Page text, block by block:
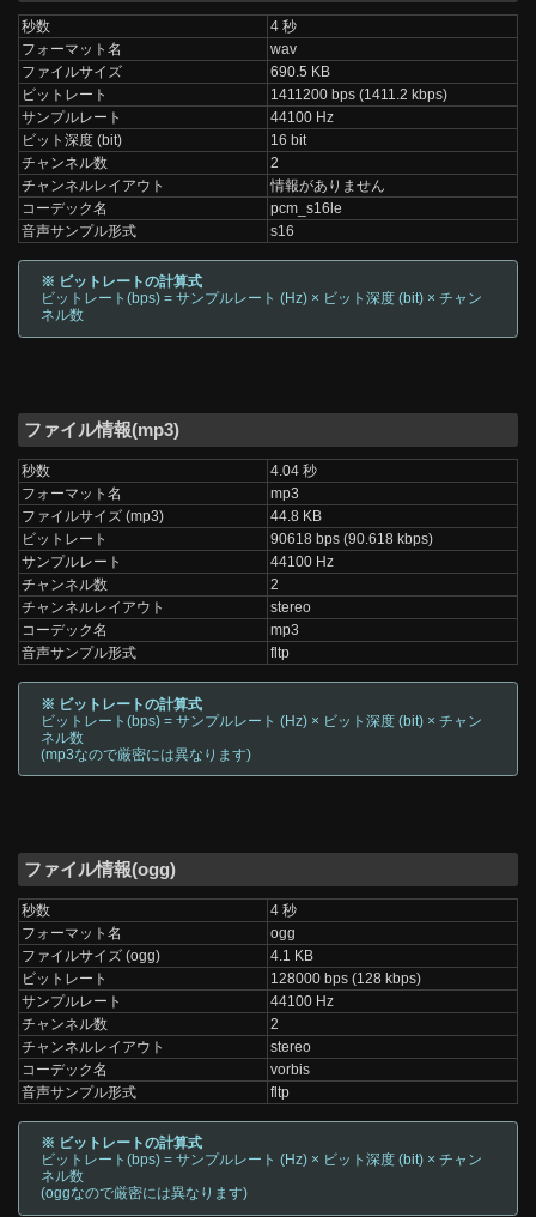
秒数
4 秒
フォーマット名
wav
ファイルサイズ
690.5 KB
ビットレート
1411200 bps (1411.2 kbps)
サンプルレート
44100 Hz
ビット深度 (bit)
16 bit
チャンネル数
2
チャンネルレイアウト
情報がありません
コーデック名
pcm_s16le
音声サンプル形式
s16
※ ビットレートの計算式
ビットレート(bps) = サンプルレート (Hz) × ビット深度 (bit) × チャン
ネル数
ファイル情報(mp3)
秒数
4.04 秒
フォーマット名
mp3
ファイルサイズ (mp3)
44.8 KB
ビットレート
90618 bps (90.618 kbps)
サンプルレート
44100 Hz
チャンネル数
2
チャンネルレイアウト
stereo
コーデック名
mp3
音声サンプル形式
fltp
※ ビットレートの計算式
ビットレート(bps) = サンプルレート (Hz) × ビット深度 (bit) × チャン
ネル数
(mp3なので厳密には異なります)
ファイル情報(ogg)
秒数
4 秒
フォーマット名
ogg
ファイルサイズ (ogg)
4.1 KB
ビットレート
128000 bps (128 kbps)
サンプルレート
44100 Hz
チャンネル数
2
チャンネルレイアウト
stereo
コーデック名
vorbis
音声サンプル形式
fltp
※ ビットレートの計算式
ビットレート(bps) = サンプルレート (Hz) × ビット深度 (bit) × チャン
ネル数
(oggなので厳密には異なります)